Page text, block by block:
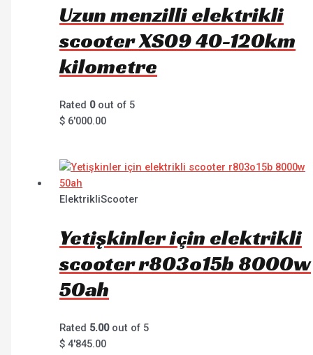
Uzun menzilli elektrikli
scooter XS09 40-120km
kilometre
Rated 0out of 5
$ 6'000.00
ElektrikliScooter
Yetişkinler için elektrikli
scooter r803o15b 8000w
50ah
Rated 5.00out of 5
$ 4'845.00